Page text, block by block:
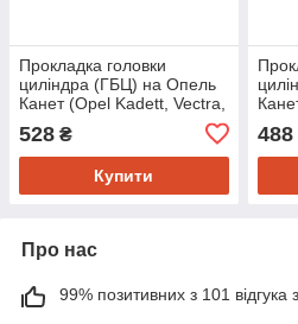
Прокладка головки
циліндра (ГБЦ) на Опель
Канет (Opel Kadett, Vectra,
Astra, Corsa, Astra F, Astra
G, Vectra
528 ₴
Купити
G,
488
Про нас
99% позитивних з 101 відгука